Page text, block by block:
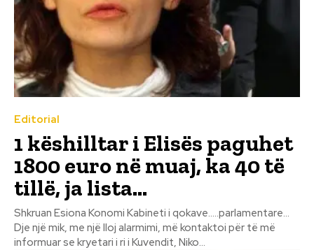
Editorial
1 këshilltar i Elisës paguhet
1800 euro në muaj, ka 40 të
tillë, ja lista…
Shkruan Esiona Konomi Kabineti i qokave…..parlamentare…
Dje një mik, me një lloj alarmimi, më kontaktoi për të më
informuar se kryetari i ri i Kuvendit, Niko...